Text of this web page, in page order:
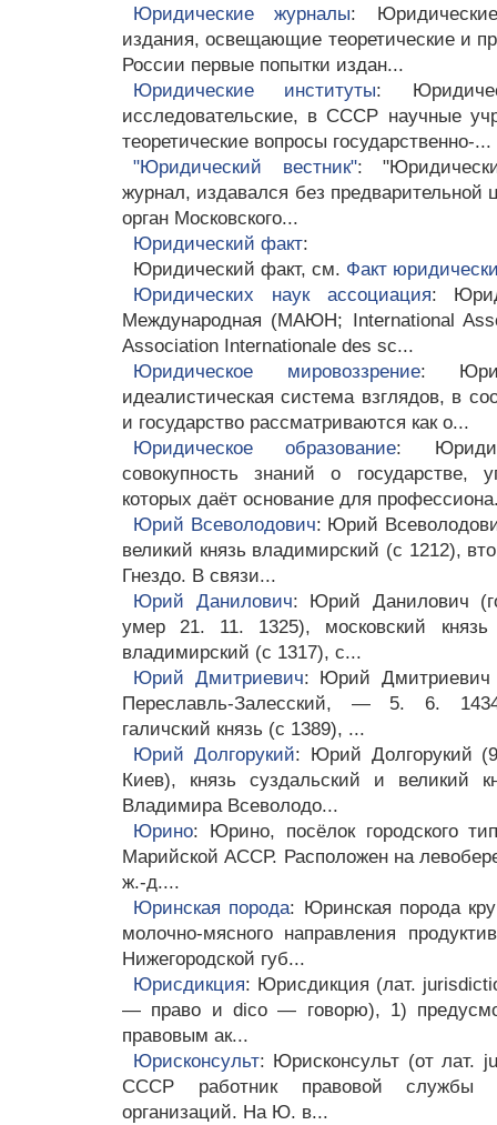
Юридические журналы:
издания, освещающие теоретические и
России первые попытки издан...
Юридические институты:
исследовательские, в СССР научные
теоретические вопросы государственно-...
"Юридический вестник":
журнал, издавался без
орган Московского...
Юридический факт:
Юридический факт, см. Факт
Юридических наук ассоциация:
Международная (МАЮН; International
Association Internationale des sc...
Юридическое мировоззрение:
идеалистическая система взглядов, в
и государство рассматриваются как о...
Юридическое образование:
совокупность знаний о государстве,
которых даёт основание для
Юрий Всеволодович: Юрий
великий князь владимирский (с 1212),
Гнездо. В связи...
Юрий Данилович: Юрий Данилович
умер 21. 11. 1325), московский
владимирский (с 1317), с...
Юрий Дмитриевич: Юрий Дмитриевич
Переславль-Залесский, — 5. 6.
галичский князь (с 1389), ...
Юрий Долгорукий: Юрий Долгорукий
Киев), князь суздальский и великий
Владимира Всеволодо...
Юрино: Юрино, посёлок городского
Марийской АССР. Расположен на
ж.-д....
Юринская порода: Юринская порода
молочно-мясного направления
Нижегородской губ...
Юрисдикция: Юрисдикция (лат.
— право и dico — говорю), 1)
правовым ак...
Юрисконсульт: Юрисконсульт (от лат.
СССР работник правовой службы
организаций. На Ю. в...